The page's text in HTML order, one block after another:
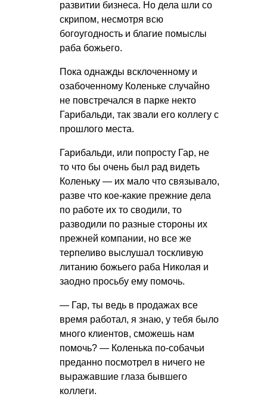
развитии бизнеса. Но дела шли со
скрипом, несмотря всю
богоугодность и благие помыслы
раба божьего.
Пока однажды всклоченному и
озабоченному Коленьке случайно
не повстречался в парке некто
Гарибальди, так звали его коллегу с
прошлого места.
Гарибальди, или попросту Гар, не
то что бы очень был рад видеть
Коленьку — их мало что связывало,
разве что кое-какие прежние дела
по работе их то сводили, то
разводили по разные стороны их
прежней компании, но все же
терпеливо выслушал тоскливую
литанию божьего раба Николая и
заодно просьбу ему помочь.
— Гар, ты ведь в продажах все
время работал, я знаю, у тебя было
много клиентов, сможешь нам
помочь? — Коленька по-собачьи
преданно посмотрел в ничего не
выражавшие глаза бывшего
коллеги.